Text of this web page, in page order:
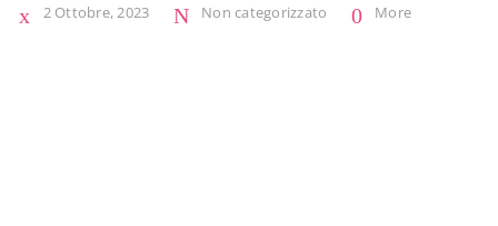
2 Ottobre, 2023 Non categorizzato More